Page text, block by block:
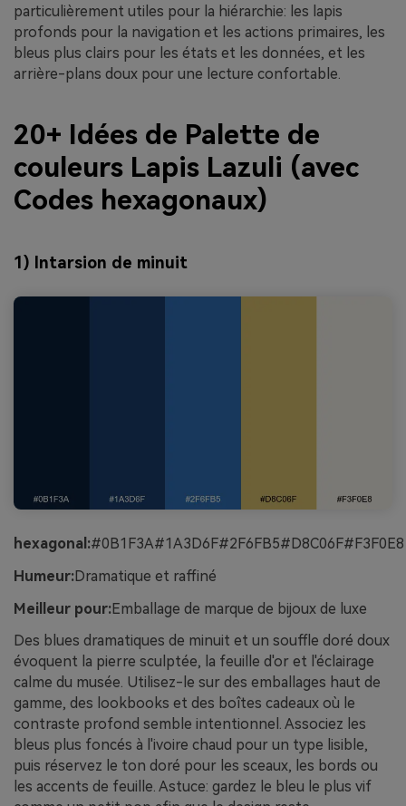
particulièrement utiles pour la hiérarchie: les lapis
profonds pour la navigation et les actions primaires, les
bleus plus clairs pour les états et les données, et les
arrière-plans doux pour une lecture confortable.
20+ Idées de Palette de
couleurs Lapis Lazuli (avec
Codes hexagonaux)
1) Intarsion de minuit
hexagonal:#0B1F3A#1A3D6F#2F6FB5#D8C06F#F3F0E8
Humeur:Dramatique et raffiné
Meilleur pour:Emballage de marque de bijoux de luxe
Des blues dramatiques de minuit et un souffle doré doux
évoquent la pierre sculptée, la feuille d'or et l'éclairage
calme du musée. Utilisez-le sur des emballages haut de
gamme, des lookbooks et des boîtes cadeaux où le
contraste profond semble intentionnel. Associez les
bleus plus foncés à l'ivoire chaud pour un type lisible,
puis réservez le ton doré pour les sceaux, les bords ou
les accents de feuille. Astuce: gardez le bleu le plus vif